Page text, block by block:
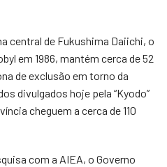
central de Fukushima Daiichi, o
em 1986, mantém cerca de 52
de exclusão em torno da
divulgados hoje pela “Kyodo”
cheguem a cerca de 110
com a AIEA, o Governo